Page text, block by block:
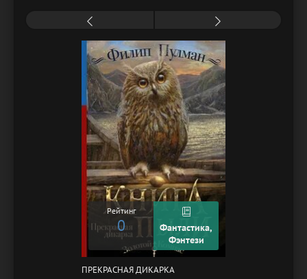
Рейтинг
0
Фантастика,
Фэнтези
ПРЕКРАСНАЯ ДИКАРКА